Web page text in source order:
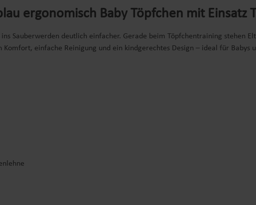
ergonomisch Baby Töpfchen mit Einsatz
Sauberwerden deutlich einfacher. Gerade beim Töpfchentraining stehen
einfache Reinigung und ein kindgerechtes Design – ideal für Babys